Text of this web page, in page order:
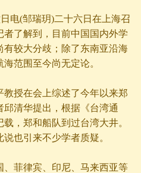
电(邹瑞玥)二十六日在上海召
了解到，目前中国国内外学
较大分歧；除了东南亚沿海
范围至今尚无定论。
授在会上综述了今年以来郑
清华提出，根据《台湾通
，郑和船队到过台湾大井。
也引来不少学者质疑。
菲律宾、印尼、马来西亚等